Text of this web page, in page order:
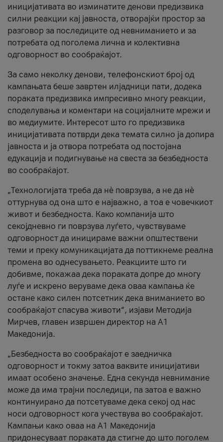
иницијативата во изминатите денови предизвика
силни реакции кај јавноста, отворајќи простор за
разговор за последиците од невниманието и за
потребата од поголема лична и колективна
одговорност во сообраќајот.
За само неколку денови, телефонскиот број од
кампањата беше завртен илјадници пати, додека
пораката предизвика импресивно многу реакции,
споделувања и коментари на социјалните мрежи и
во медиумите. Интересот што го предизвика
иницијативата потврди дека темата силно ја допира
јавноста и ја отвора потребата од постојана
едукација и подигнување на свеста за безбедноста
во сообраќајот.
„Технологијата треба да нè поврзува, а не да нè
оттурнува од она што е најважно, а тоа е човечкиот
живот и безбедноста. Како компанија што
секојдневно ги поврзува луѓето, чувствуваме
одговорност да иницираме важни општествени
теми и преку комуникацијата да поттикнеме реална
промена во однесувањето. Реакциите што ги
добивме, покажаа дека пораката допре до многу
луѓе и искрено веруваме дека оваа кампања ќе
остане како силен потсетник дека вниманието во
сообраќајот спасува животи“, изјави Методија
Мирчев, главен извршен директор на А1
Македонија.
„Безбедноста во сообраќајот е заедничка
одговорност и токму затоа ваквите иницијативи
имаат особено значење. Една секунда невнимание
може да има трајни последици, па затоа е важно
континуирано да потсетуваме дека секој од нас
носи одговорност кога учествува во сообраќајот.
Кампањи како оваа на A1 Македонија
придонесуваат пораката да стигне до што поголем